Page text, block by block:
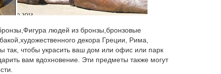
0 руб. По Москве в пределах МКАД. Успейте
В подарок вместе с первым заказом!
людей из бронзы,бронзовые
декора Греции, Рима,
так, чтобы украсить ваш дом или офис или парк
вам вдохновение. Эти предметы также могут